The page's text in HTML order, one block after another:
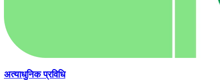
अत्याधुनिक प्रविधि